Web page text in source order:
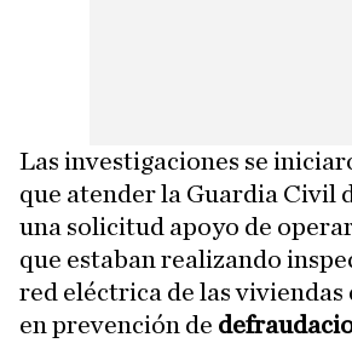
Las investigaciones se
que atender la Guardia Civil
una solicitud apoyo de
que estaban realizando
red eléctrica de las viviendas
en prevención de